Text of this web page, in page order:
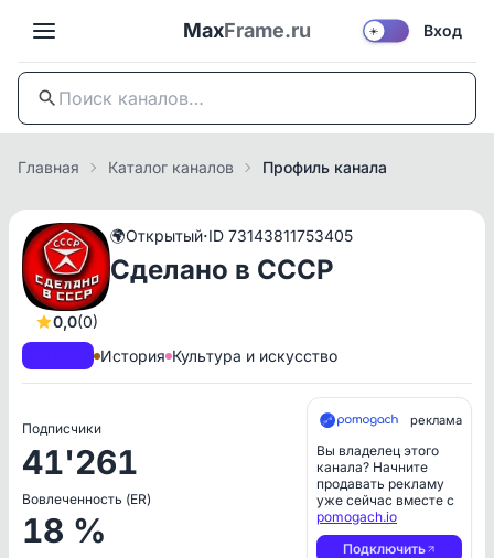
MaxFrame.ru ☀️ Вход
Главная Каталог каналов Профиль канала
0,0(0)
🌍Открытый·ID 73143811753405
Сделано в СССР
История Культура и искусство
Подписчики
41'261
Вовлеченность (ER)
18 %
реклама
Вы владелец этого
канала? Начните
продавать рекламу
уже сейчас вместе с
pomogach.io
Подключить